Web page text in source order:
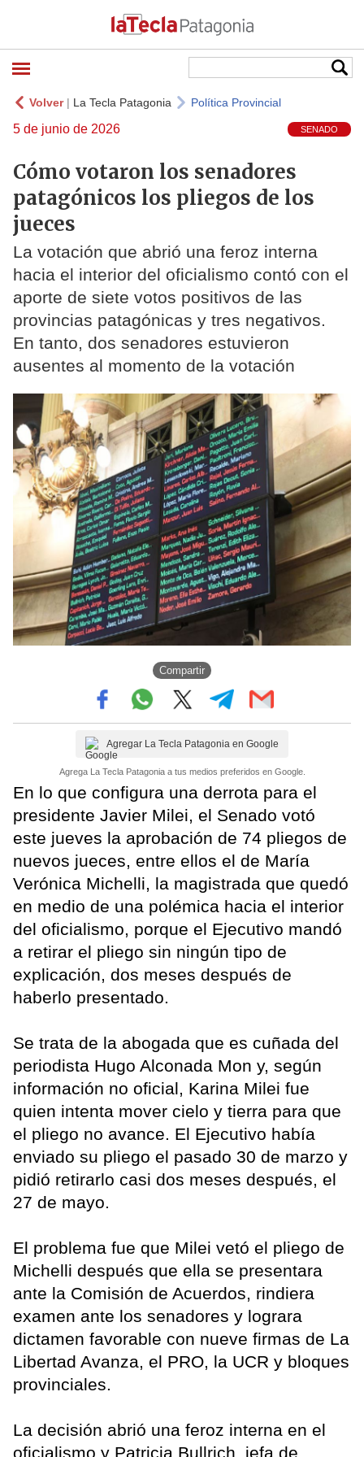
Volver| La Tecla Patagonia Política Provincial
5 de junio de 2026 SENADO
Cómo votaron los senadores
patagónicos los pliegos de los
jueces
La votación que abrió una feroz interna
hacia el interior del oficialismo contó con el
aporte de siete votos positivos de las
provincias patagónicas y tres negativos.
En tanto, dos senadores estuvieron
ausentes al momento de la votación
Compartir
Agregar La Tecla Patagonia en Google
Agrega La Tecla Patagonia a tus medios preferidos en Google.
En lo que configura una derrota para el
presidente Javier Milei, el Senado votó
este jueves la aprobación de 74 pliegos de
nuevos jueces, entre ellos el de María
Verónica Michelli, la magistrada que quedó
en medio de una polémica hacia el interior
del oficialismo, porque el Ejecutivo mandó
a retirar el pliego sin ningún tipo de
explicación, dos meses después de
haberlo presentado.
Se trata de la abogada que es cuñada del
periodista Hugo Alconada Mon y, según
información no oficial, Karina Milei fue
quien intenta mover cielo y tierra para que
el pliego no avance. El Ejecutivo había
enviado su pliego el pasado 30 de marzo y
pidió retirarlo casi dos meses después, el
27 de mayo.
El problema fue que Milei vetó el pliego de
Michelli después que ella se presentara
ante la Comisión de Acuerdos, rindiera
examen ante los senadores y lograra
dictamen favorable con nueve firmas de La
Libertad Avanza, el PRO, la UCR y bloques
provinciales.
La decisión abrió una feroz interna en el
oficialismo y Patricia Bullrich, jefa de